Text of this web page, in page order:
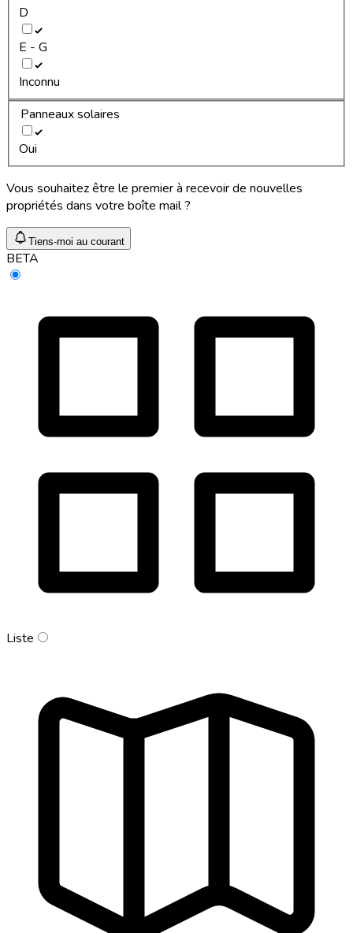
D
E - G
Inconnu
Panneaux solaires
Oui
Vous souhaitez être le premier à recevoir de nouvelles
propriétés dans votre boîte mail ?
Tiens-moi au courant
BETA
Liste